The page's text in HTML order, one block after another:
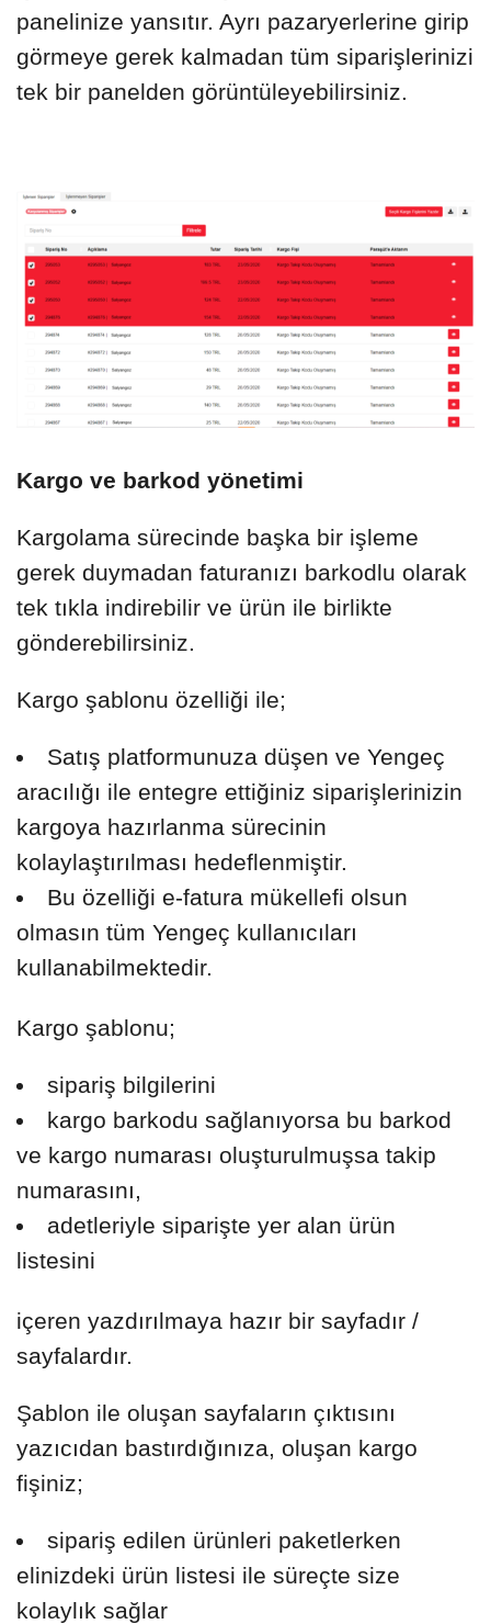
panelinize yansıtır. Ayrı pazaryerlerine girip
görmeye gerek kalmadan tüm siparişlerinizi
tek bir panelden görüntüleyebilirsiniz.
Kargo ve barkod yönetimi
Kargolama sürecinde başka bir işleme
gerek duymadan faturanızı barkodlu olarak
tek tıkla indirebilir ve ürün ile birlikte
gönderebilirsiniz.
Kargo şablonu özelliği ile;
Satış platformunuza düşen ve Yengeç
aracılığı ile entegre ettiğiniz siparişlerinizin
kargoya hazırlanma sürecinin
kolaylaştırılması hedeflenmiştir.
Bu özelliği e-fatura mükellefi olsun
olmasın tüm Yengeç kullanıcıları
kullanabilmektedir.
Kargo şablonu;
sipariş bilgilerini
kargo barkodu sağlanıyorsa bu barkod
ve kargo numarası oluşturulmuşsa takip
numarasını,
adetleriyle siparişte yer alan ürün
listesini
içeren yazdırılmaya hazır bir sayfadır /
sayfalardır.
Şablon ile oluşan sayfaların çıktısını
yazıcıdan bastırdığınıza, oluşan kargo
fişiniz;
sipariş edilen ürünleri paketlerken
elinizdeki ürün listesi ile süreçte size
kolaylık sağlar